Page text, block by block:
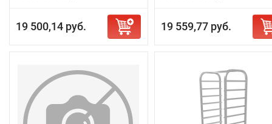
19 500,14 руб. 19 559,77 руб.